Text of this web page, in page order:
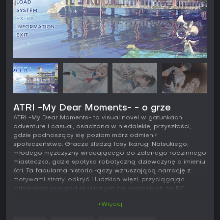
ATRI -My Dear Moments- - o grze
ATRI -My Dear Moments- to visual novel w gatunkach
adventure i casual, osadzona w niedalekiej przyszłości,
gdzie podnoszący się poziom mórz odmienił
społeczeństwo. Gracze śledzą losy Ikarugi Natsukiego,
młodego mężczyzny wracającego do zalanego rodzinnego
miasteczka, gdzie spotyka robotyczną dziewczynę o imieniu
Atri. Ta fabularna historia łączy wzruszającą narrację z
motywami straty, odkryć i ludzkich więzi, przyciągając
miłośników przygód skupionych na postaciach na PC.
+Więcej